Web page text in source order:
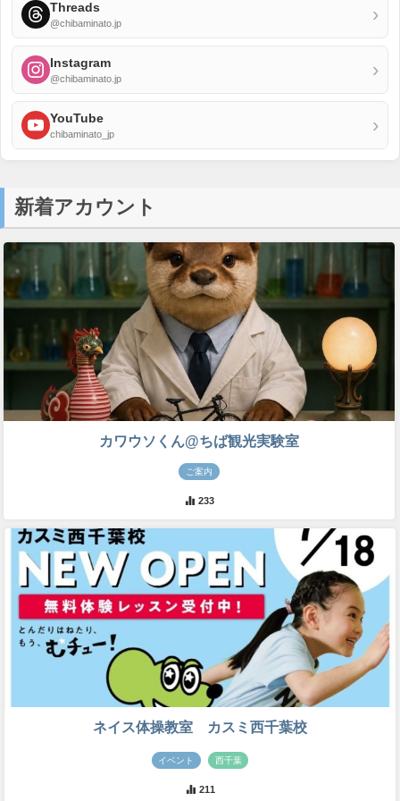
Threads
@chibaminato.jp ›
Instagram
@chibaminato.jp ›
YouTube
chibaminato_jp ›
新着アカウント
カワウソくん@ちば観光実験室
ご案内
233
ネイス体操教室 カスミ西千葉校
イベント 西千葉
211